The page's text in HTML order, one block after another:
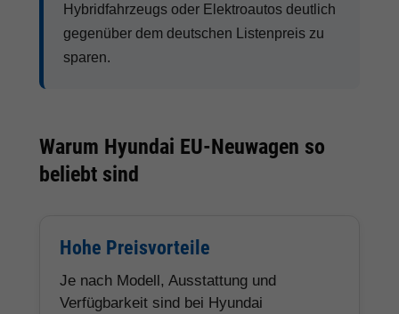
Hybridfahrzeugs oder Elektroautos deutlich
gegenüber dem deutschen Listenpreis zu
sparen.
Warum Hyundai EU-Neuwagen so
beliebt sind
Hohe Preisvorteile
Je nach Modell, Ausstattung und
Verfügbarkeit sind bei Hyundai